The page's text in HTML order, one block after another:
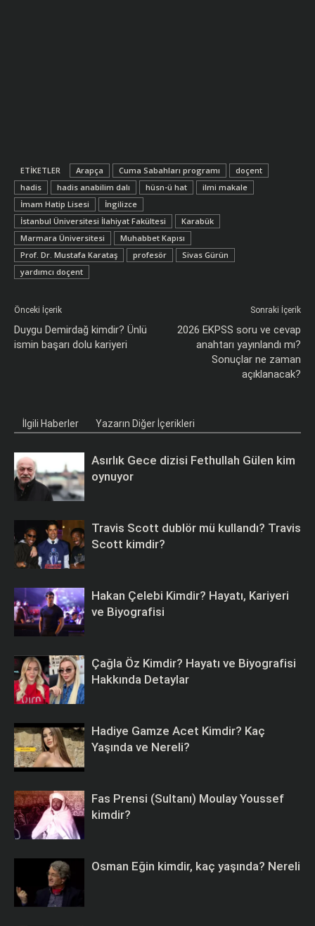
ETIKETLER Arapça Cuma Sabahları programı
doçent
hadis
hadis anabilim dalı hüsn-ü hat
ilmi makale
İmam Hatip Lisesi
İngilizce
İstanbul Üniversitesi İlahiyat Fakültesi
Karabük
Marmara Üniversitesi
Muhabbet Kapısı
Prof. Dr. Mustafa Karataş
profesör
Sivas Gürün
yardımcı doçent
Önceki İçerik
Duygu Demirdağ kimdir? Ünlü
ismin başarı dolu kariyeri
Sonraki İçerik
2026 EKPSS soru ve cevap
anahtarı yayınlandı mı?
Sonuçlar ne zaman
açıklanacak?
İlgili Haberler Yazarın Diğer İçerikleri
Asırlık Gece dizisi Fethullah Gülen kim
oynuyor
Travis Scott dublör mü kullandı? Travis
Scott kimdir?
Hakan Çelebi Kimdir? Hayatı, Kariyeri
ve Biyografisi
Çağla Öz Kimdir? Hayatı ve Biyografisi
Hakkında Detaylar
Hadiye Gamze Acet Kimdir? Kaç
Yaşında ve Nereli?
Fas Prensi (Sultanı) Moulay Youssef
kimdir?
Osman Eğin kimdir, kaç yaşında? Nereli